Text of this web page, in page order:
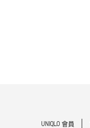
UNIQLO 會員